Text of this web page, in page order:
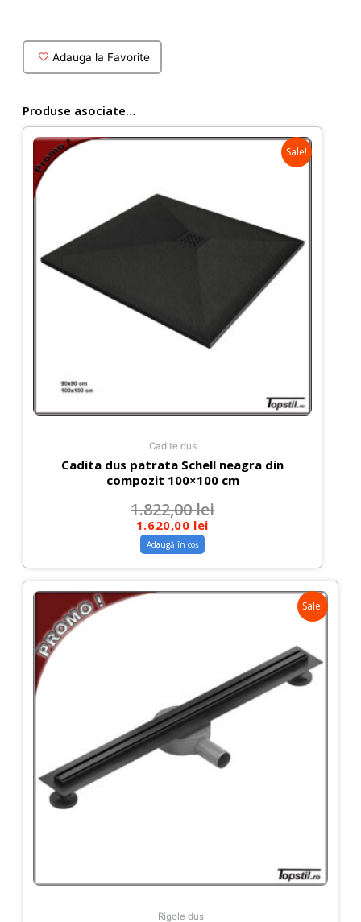
XXL
100x100
negre
Adauga la Favorite
Produse asociate…
Sale!
Cadite dus
Cadita dus patrata Schell neagra din
compozit 100×100 cm
1.822,00lei
1.620,00 lei
Adaugă în coș
Sale!
Rigole dus